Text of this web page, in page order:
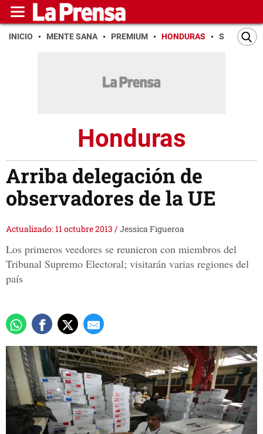
INICIO MENTE SANA PREMIUM HONDURAS SAN PEDRO
Honduras
Arriba delegación de
observadores de la UE
Actualizado: 11 octubre 2013 /Jessica Figueroa
Los primeros veedores se reunieron con miembros del
Tribunal Supremo Electoral; visitarán varias regiones del
país